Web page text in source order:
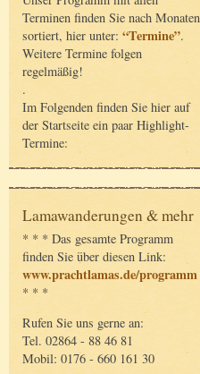
Terminen finden Sie nach Monaten
sortiert, hier unter: “Termine”.
Weitere Termine folgen
regelmäßig!
.
Im Folgenden finden Sie hier auf
der Startseite ein paar Highlight-
Termine:
Lamawanderungen & mehr
* * * Das gesamte Programm
finden Sie über diesen Link:
www.prachtlamas.de/programm
* * *
Rufen Sie uns gerne an:
Tel. 02864 - 88 46 81
Mobil: 0176 - 660 161 30